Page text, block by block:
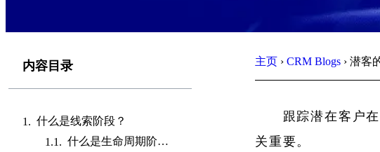
内容目录
什么是线索阶段？
什么是生命周期阶段？
主页 › CRM Blogs ›潜客
跟踪潜在客户
关重要。